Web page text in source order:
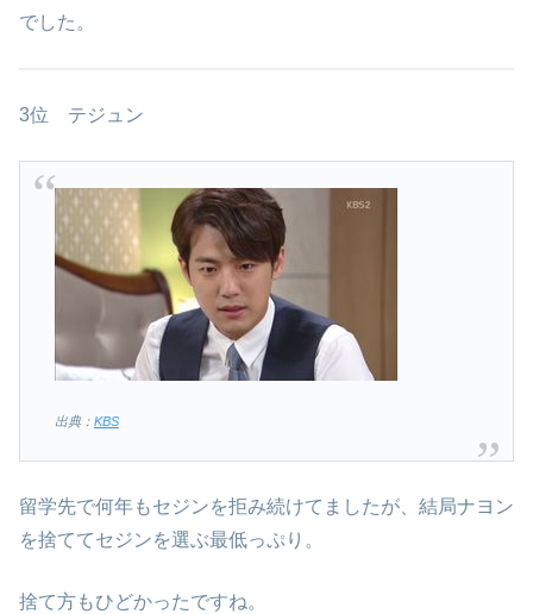
でした。
3位 テジュン
出典： KBS
留学先で何年もセジンを拒み続けてましたが、結局ナヨン
を捨ててセジンを選ぶ最低っぷり。
捨て方もひどかったですね。